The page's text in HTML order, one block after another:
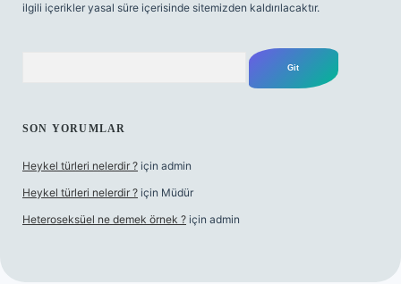
ilgili içerikler yasal süre içerisinde sitemizden kaldırılacaktır.
SON YORUMLAR
Heykel türleri nelerdir ? için admin
Heykel türleri nelerdir ? için Müdür
Heteroseksüel ne demek örnek ? için admin